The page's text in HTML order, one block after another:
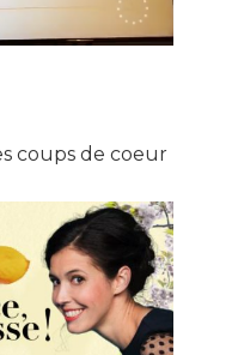
coups de coeur